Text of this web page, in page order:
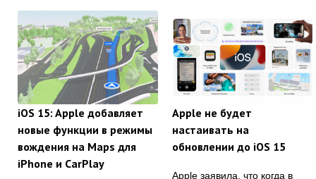
iOS 15: Apple добавляет
новые функции в режимы
вождения на Maps для
iPhone и CarPlay
Apple не будет
настаивать на
обновлении до iOS 15
Apple заявила, что когда в